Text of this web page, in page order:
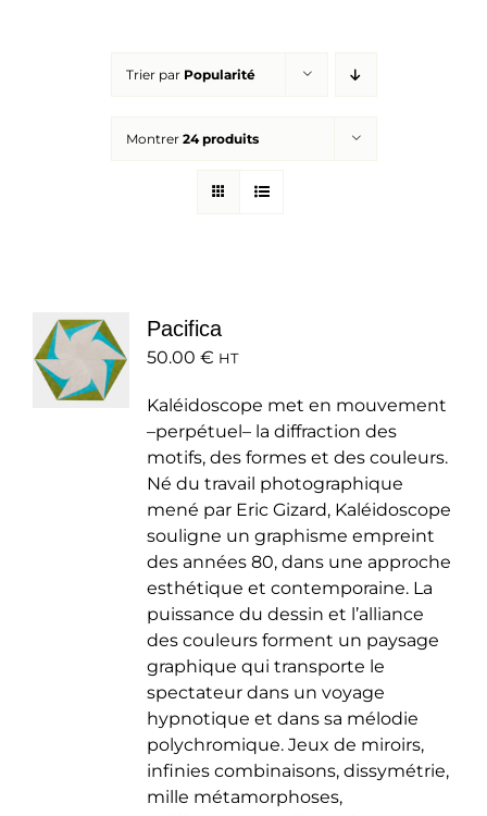
Trier par Popularité
Montrer 24 produits
Pacifica
50.00 € HT
Kaléidoscope met en mouvement
–perpétuel– la diffraction des
motifs, des formes et des couleurs.
Né du travail photographique
mené par Eric Gizard, Kaléidoscope
souligne un graphisme empreint
des années 80, dans une approche
esthétique et contemporaine. La
puissance du dessin et l’alliance
des couleurs forment un paysage
graphique qui transporte le
spectateur dans un voyage
hypnotique et dans sa mélodie
polychromique. Jeux de miroirs,
infinies combinaisons, dissymétrie,
mille métamorphoses,